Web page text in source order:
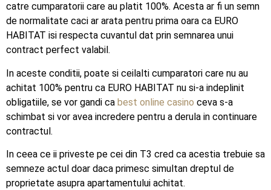
catre cumparatorii care au platit 100%. Acesta ar fi un semn
de normalitate caci ar arata pentru prima oara ca EURO
HABITAT isi respecta cuvantul dat prin semnarea unui
contract perfect valabil.
In aceste conditii, poate si ceilalti cumparatori care nu au
achitat 100% pentru ca EURO HABITAT nu si-a indeplinit
obligatiile, se vor gandi ca best online casino ceva s-a
schimbat si vor avea incredere pentru a derula in continuare
contractul.
In ceea ce ii priveste pe cei din T3 cred ca acestia trebuie sa
semneze actul doar daca primesc simultan dreptul de
proprietate asupra apartamentului achitat.